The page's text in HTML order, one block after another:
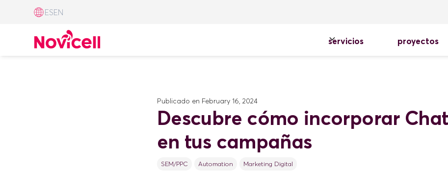
ESEN
servicios proyectos
Publicado en February 16, 2024
Descubre cómo incorporar
en tus campañas
SEM/PPC Automation Marketing Digital